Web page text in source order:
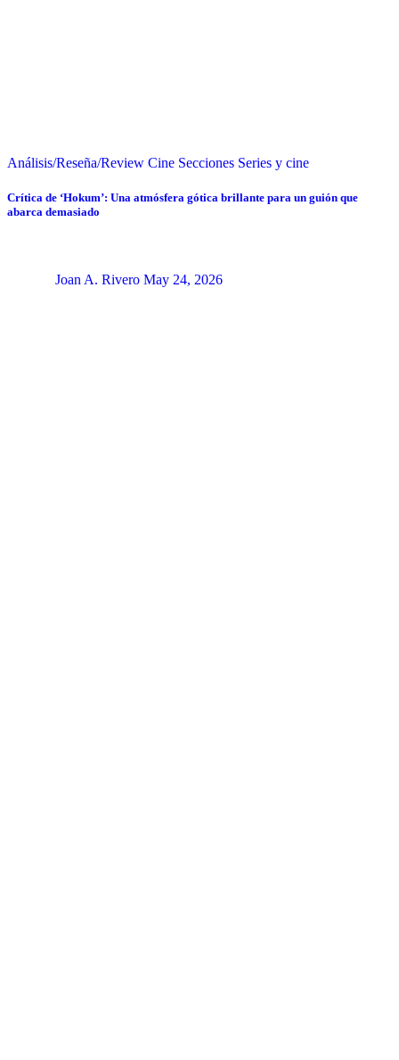
Análisis/Reseña/Review Cine Secciones Series y cine
Crítica de ‘Hokum’: Una atmósfera gótica brillante para un guión que
abarca demasiado
Joan A. Rivero May 24, 2026